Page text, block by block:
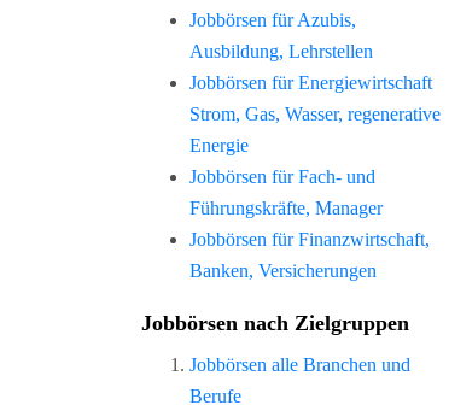
Jobbörsen für Azubis,
Ausbildung, Lehrstellen
Jobbörsen für Energiewirtschaft
Strom, Gas, Wasser, regenerative
Energie
Jobbörsen für Fach- und
Führungskräfte, Manager
Jobbörsen für Finanzwirtschaft,
Banken, Versicherungen
Jobbörsen nach Zielgruppen
Jobbörsen alle Branchen und
Berufe